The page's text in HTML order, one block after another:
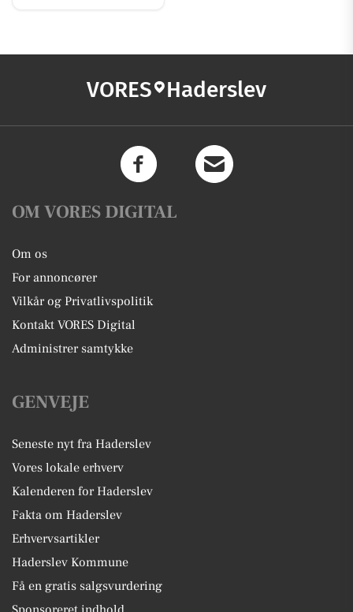
VORES Haderslev
OM VORES DIGITAL
Om os
For annoncører
Vilkår og Privatlivspolitik
Kontakt VORES Digital
Administrer samtykke
GENVEJE
Seneste nyt fra Haderslev
Vores lokale erhverv
Kalenderen for Haderslev
Fakta om Haderslev
Erhvervsartikler
Haderslev Kommune
Få en gratis salgsvurdering